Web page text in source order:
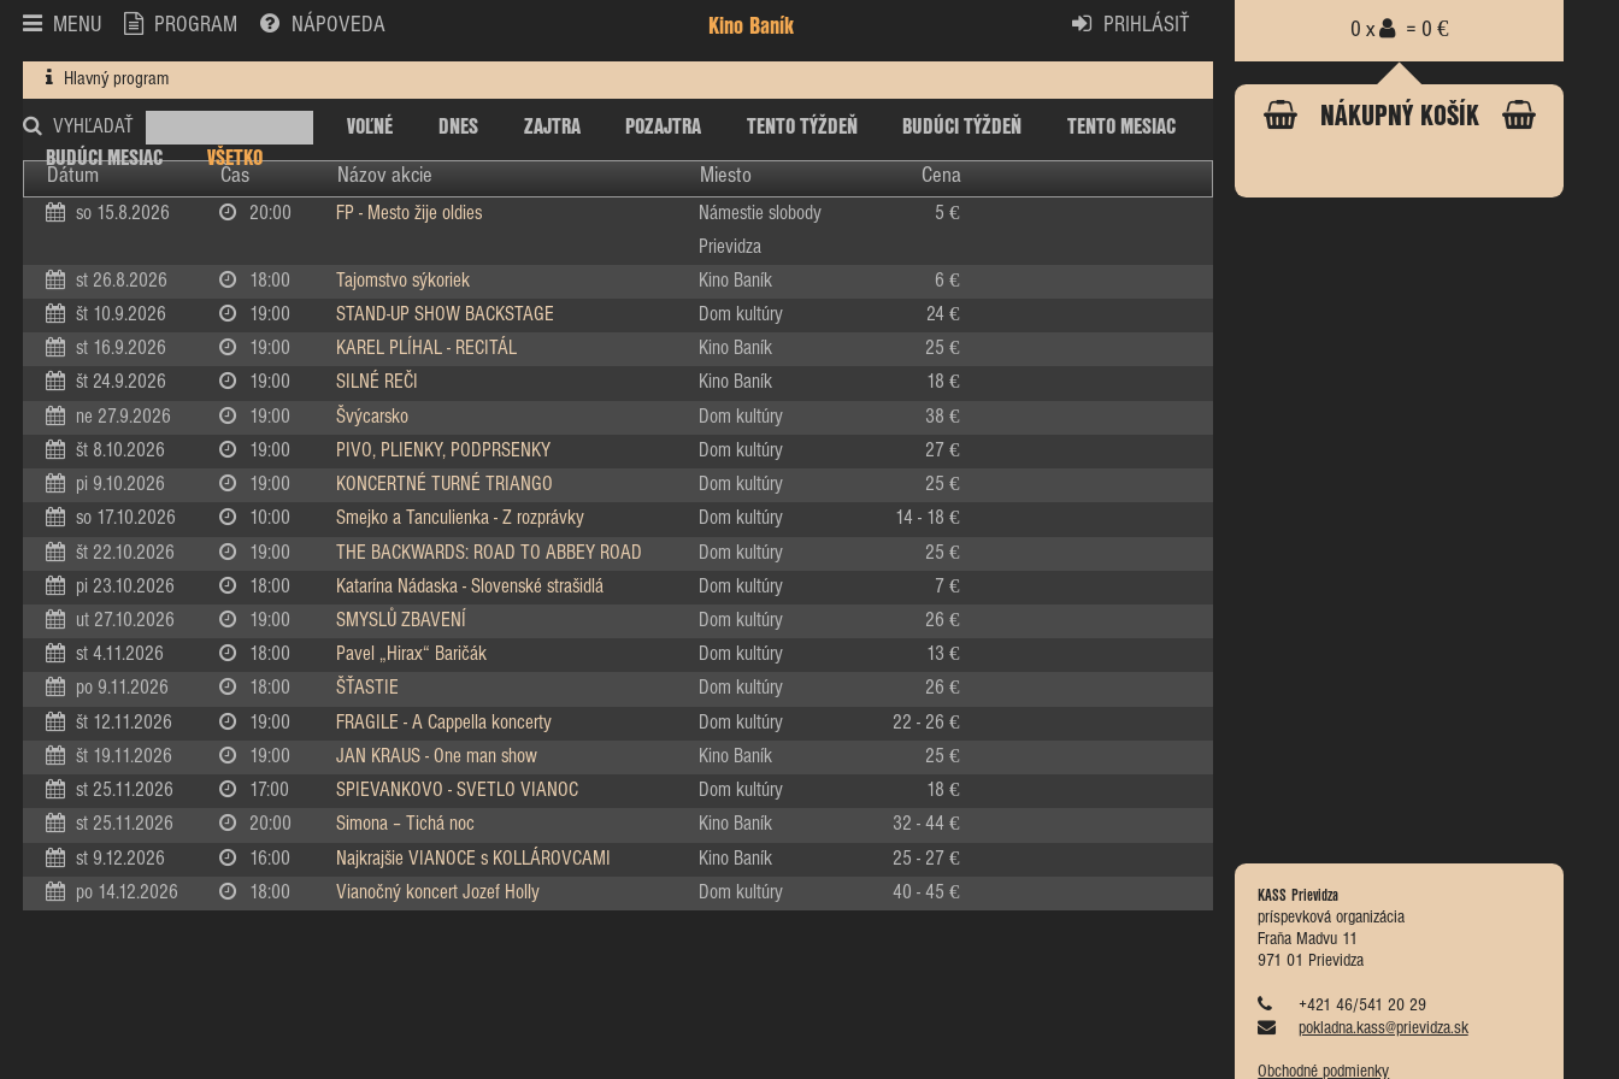
MENU PROGRAM NÁPOVEDA Kino Baník PRIHLÁSIŤ
Hlavný program
VYHĽADAŤ VOĽNÉ DNES ZAJTRA POZAJTRA TENTO TÝŽDEŇ BUDÚCI TÝŽDEŇ
TENTO MESIAC
BUDÚCI MESIAC
VŠETKO
Dátum Čas Názov akcie Miesto Cena
0 x = 0 €
NÁKUPNÝ KOŠÍK
KASS Prievidza
príspevková organizácia
Fraňa Madvu 11
971 01 Prievidza
+421 46/541 20 29
pokladna.kass@prievidza.sk
Obchodné podmienky
so 15.8.2026 20:00 FP - Mesto žije oldies
Námestie slobody
Prievidza
5 €
st 26.8.2026 18:00 Tajomstvo sýkoriek Kino Baník 6 €
št 10.9.2026 19:00 STAND-UP SHOW BACKSTAGE Dom kultúry 24 €
st 16.9.2026 19:00 KAREL PLÍHAL - RECITÁL Kino Baník 25 €
št 24.9.2026 19:00 SILNÉ REČI Kino Baník 18 €
ne 27.9.2026 19:00 Švýcarsko Dom kultúry 38 €
št 8.10.2026 19:00 PIVO, PLIENKY, PODPRSENKY Dom kultúry 27 €
pi 9.10.2026 19:00 KONCERTNÉ TURNÉ TRIANGO Dom kultúry 25 €
so 17.10.2026 10:00 Smejko a Tanculienka - Z rozprávky Dom kultúry 14 - 18 €
št 22.10.2026 19:00 THE BACKWARDS: ROAD TO ABBEY ROAD Dom kultúry 25 €
pi 23.10.2026 18:00 Katarína Nádaska - Slovenské strašidlá Dom kultúry 7 €
ut 27.10.2026 19:00 SMYSLŮ ZBAVENÍ Dom kultúry 26 €
st 4.11.2026 18:00 Pavel „Hirax“ Baričák Dom kultúry 13 €
po 9.11.2026 18:00 ŠŤASTIE Dom kultúry 26 €
št 12.11.2026 19:00 FRAGILE - A Cappella koncerty Dom kultúry 22 - 26 €
št 19.11.2026 19:00 JAN KRAUS - One man show Kino Baník 25 €
st 25.11.2026 17:00 SPIEVANKOVO - SVETLO VIANOC Dom kultúry 18 €
st 25.11.2026 20:00 Simona – Tichá noc Kino Baník 32 - 44 €
st 9.12.2026 16:00 Najkrajšie VIANOCE s KOLLÁROVCAMI Kino Baník 25 - 27 €
po 14.12.2026 18:00 Vianočný koncert Jozef Holly Dom kultúry 40 - 45 €